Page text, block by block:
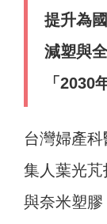
提升為
減塑與
「2030
台灣婦產
集人葉光芃
與奈米塑膠